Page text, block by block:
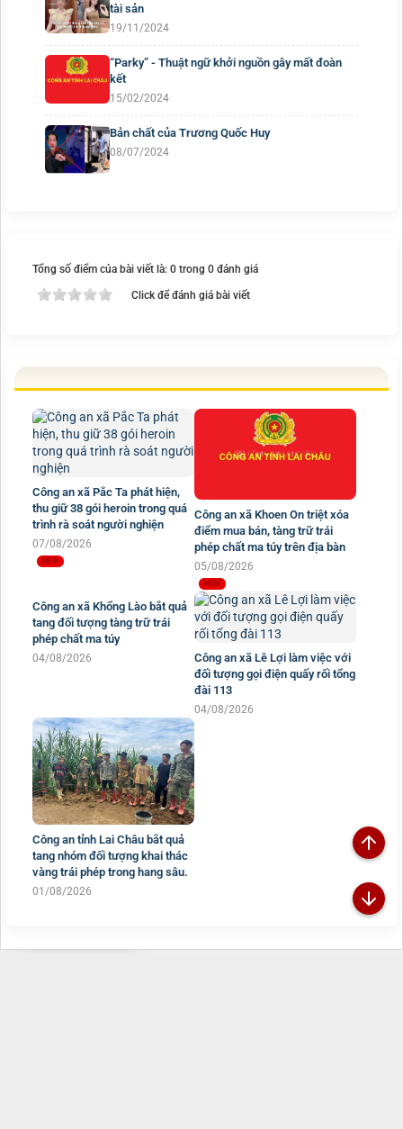
tài sản
19/11/2024
“Parky” - Thuật ngữ khởi nguồn gây mất đoàn
kết
15/02/2024
Bản chất của Trương Quốc Huy
08/07/2024
Tổng số điểm của bài viết là: 0 trong 0 đánh giá
Click để đánh giá bài viết
Công an xã Pắc Ta phát hiện,
thu giữ 38 gói heroin trong quá
trình rà soát người nghiện
07/08/2026
Công an xã Khoen On triệt xóa
điểm mua bán, tàng trữ trái
phép chất ma túy trên địa bàn
05/08/2026
Công an xã Khổng Lào bắt quả
Công an xã Lê Lợi làm việc với
đối tượng gọi điện quấy rối tổng
đài 113
04/08/2026
Công an tỉnh Lai Châu bắt quả
tang nhóm đối tượng khai thác
vàng trái phép trong hang sâu.
01/08/2026